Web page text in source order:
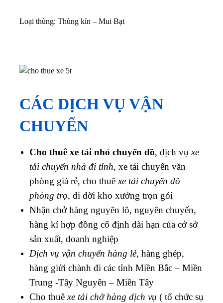
Loại thùng: Thùng kín – Mui Bạt
CÁC DỊCH VỤ VẬN
CHUYỂN
Cho thuê xe tải nhỏ chuyển đồ, dịch vụ xe
tải chuyển nhà đi tỉnh, xe tải chuyển văn
phòng giá rẻ, cho thuê xe tải chuyển đồ
phòng trọ, di dời kho xưởng trọn gói
Nhận chở hàng nguyên lô, nguyên chuyến,
hàng kí hợp đồng cố định dài hạn của cở sở
sản xuất, doanh nghiệp
Dịch vụ vận chuyển hàng lẻ, hàng ghép,
hàng giửi chành đi các tỉnh Miền Bắc – Miền
Trung -Tây Nguyên – Miền Tây
Cho thuê xe tải chở hàng dịch vụ ( tổ chức sụ